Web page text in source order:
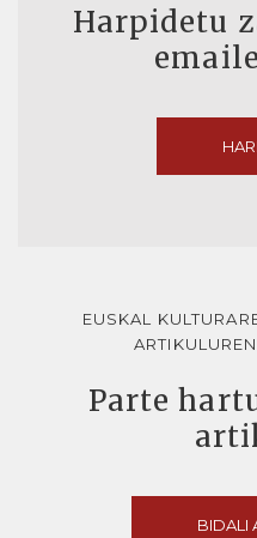
Harpidetu
EUSKAL
Parte
BIDALI